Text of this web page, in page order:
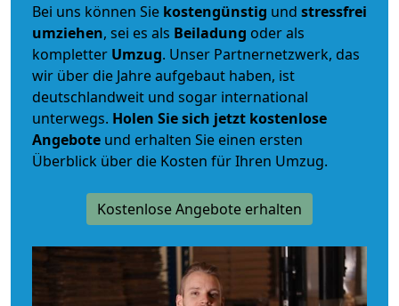
Bei uns können Sie kostengünstig und stressfrei
umziehen, sei es als Beiladung oder als
kompletter Umzug. Unser Partnernetzwerk, das
wir über die Jahre aufgebaut haben, ist
deutschlandweit und sogar international
unterwegs. Holen Sie sich jetzt kostenlose
Angebote und erhalten Sie einen ersten
Überblick über die Kosten für Ihren Umzug.
Kostenlose Angebote erhalten